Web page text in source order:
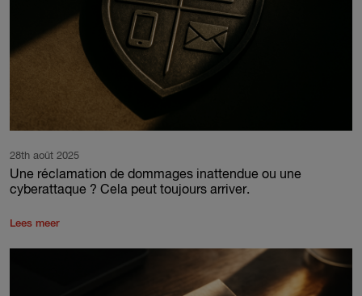
28th août 2025
Une réclamation de dommages inattendue ou une
cyberattaque ? Cela peut toujours arriver.
Lees meer